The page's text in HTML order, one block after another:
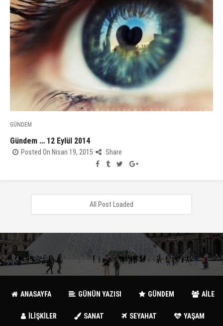
GÜNDEM
Gündem … 12 Eylül 2014
Posted On Nisan 19, 2015 Share
All Post Loaded
ANASAYFA GÜNÜN YAZISI GÜNDEM AİLE
İLİŞKİLER SANAT SEYAHAT YAŞAM